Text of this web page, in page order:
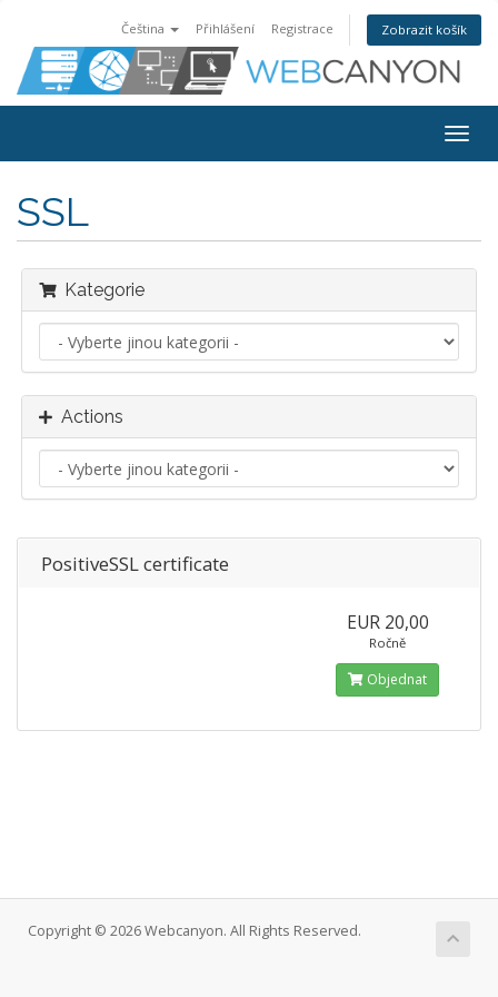
Čeština Přihlášení Registrace Zobrazit košík
SSL
Kategorie
Actions
PositiveSSL certificate
EUR 20,00
Ročně
Objednat
Copyright © 2026 Webcanyon. All Rights Reserved.